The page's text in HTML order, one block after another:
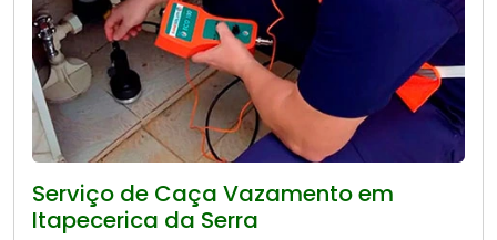
Serviço de Caça Vazamento em
Itapecerica da Serra